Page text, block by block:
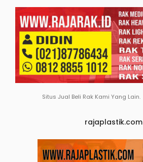
Situs Jual Beli Rak Kami Yang Lain.
rajaplastik.com